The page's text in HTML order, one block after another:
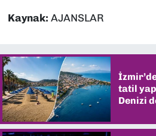
Kaynak: AJANSLAR
tatil
Denizi